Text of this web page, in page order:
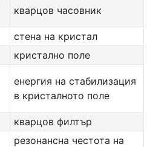
кварцов часовник
стена на кристал
кристално поле
енергия на стабилизация
в кристалното поле
кварцов филтър
резонансна честота на